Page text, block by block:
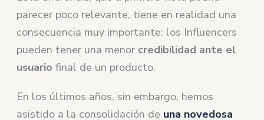
parecer poco relevante, tiene en realidad una
consecuencia muy importante: los Influencers
pueden tener una menor credibilidad ante el
usuario final de un producto.
En los últimos años, sin embargo, hemos
asistido a la consolidación de una novedosa